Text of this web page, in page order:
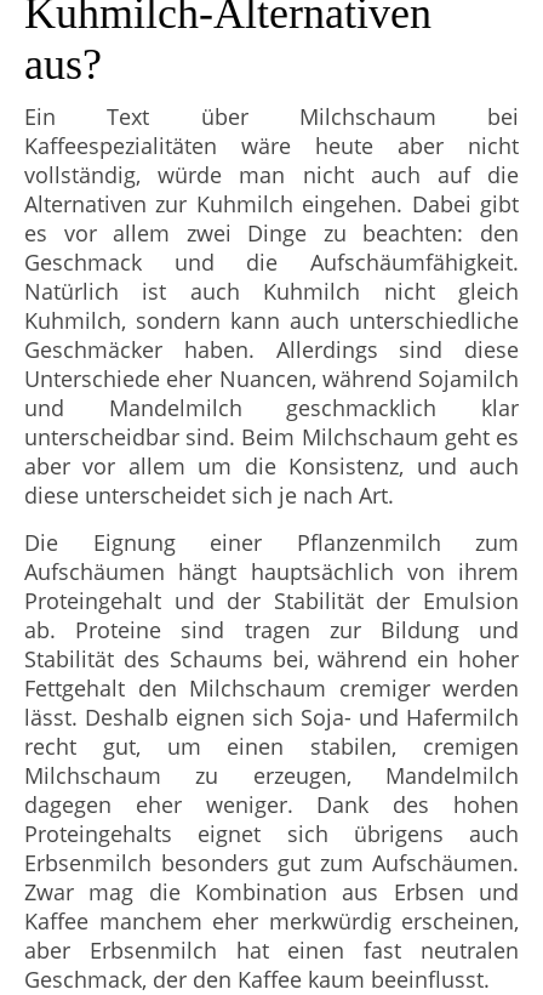
Kuhmilch-Alternativen
aus?
Ein Text über Milchschaum bei
Kaffeespezialitäten wäre heute aber nicht
vollständig, würde man nicht auch auf die
Alternativen zur Kuhmilch eingehen. Dabei gibt
es vor allem zwei Dinge zu beachten: den
Geschmack und die Aufschäumfähigkeit.
Natürlich ist auch Kuhmilch nicht gleich
Kuhmilch, sondern kann auch unterschiedliche
Geschmäcker haben. Allerdings sind diese
Unterschiede eher Nuancen, während Sojamilch
und Mandelmilch geschmacklich klar
unterscheidbar sind. Beim Milchschaum geht es
aber vor allem um die Konsistenz, und auch
diese unterscheidet sich je nach Art.
Die Eignung einer Pflanzenmilch zum
Aufschäumen hängt hauptsächlich von ihrem
Proteingehalt und der Stabilität der Emulsion
ab. Proteine sind tragen zur Bildung und
Stabilität des Schaums bei, während ein hoher
Fettgehalt den Milchschaum cremiger werden
lässt. Deshalb eignen sich Soja- und Hafermilch
recht gut, um einen stabilen, cremigen
Milchschaum zu erzeugen, Mandelmilch
dagegen eher weniger. Dank des hohen
Proteingehalts eignet sich übrigens auch
Erbsenmilch besonders gut zum Aufschäumen.
Zwar mag die Kombination aus Erbsen und
Kaffee manchem eher merkwürdig erscheinen,
aber Erbsenmilch hat einen fast neutralen
Geschmack, der den Kaffee kaum beeinflusst.